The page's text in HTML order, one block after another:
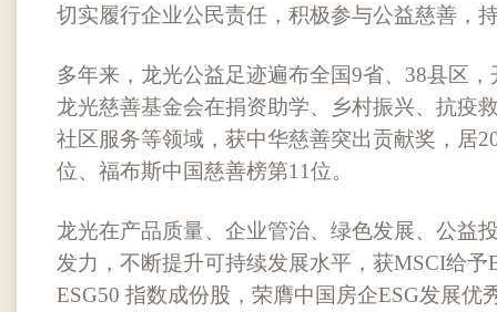
切实履行企业公民责任，积极参与公益慈善，
多年来，龙光公益足迹遍布全国9省、38县区
龙光慈善基金会在捐资助学、乡村振兴、抗疫
社区服务等领域，获中华慈善突出贡献奖，居
位、福布斯中国慈善榜第11位。
龙光在产品质量、企业管治、绿色发展、公益
发力，不断提升可持续发展水平，获MSCI给予
ESG50 指数成份股，荣膺中国房企ESG发展优